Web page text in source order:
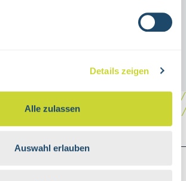
Details zeigen
Alle zulassen
Auswahl erlauben